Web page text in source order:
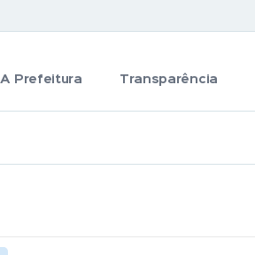
A Prefeitura Transparência